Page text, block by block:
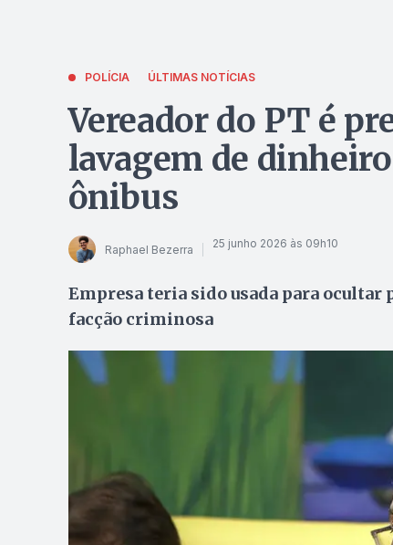
POLÍCIA ÚLTIMAS NOTÍCIAS
Vereador do PT é
lavagem de
ônibus
Raphael Bezerra 25 junho 2026 às 09h10
Empresa teria sido usada para
facção criminosa